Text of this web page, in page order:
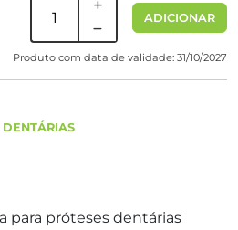
ADICIONAR
Produto com data de validade: 31/10/2027
DENTÁRIAS
para próteses dentárias